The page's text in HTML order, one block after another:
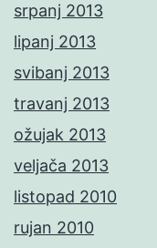
srpanj 2013
lipanj 2013
svibanj 2013
travanj 2013
ožujak 2013
veljača 2013
listopad 2010
rujan 2010